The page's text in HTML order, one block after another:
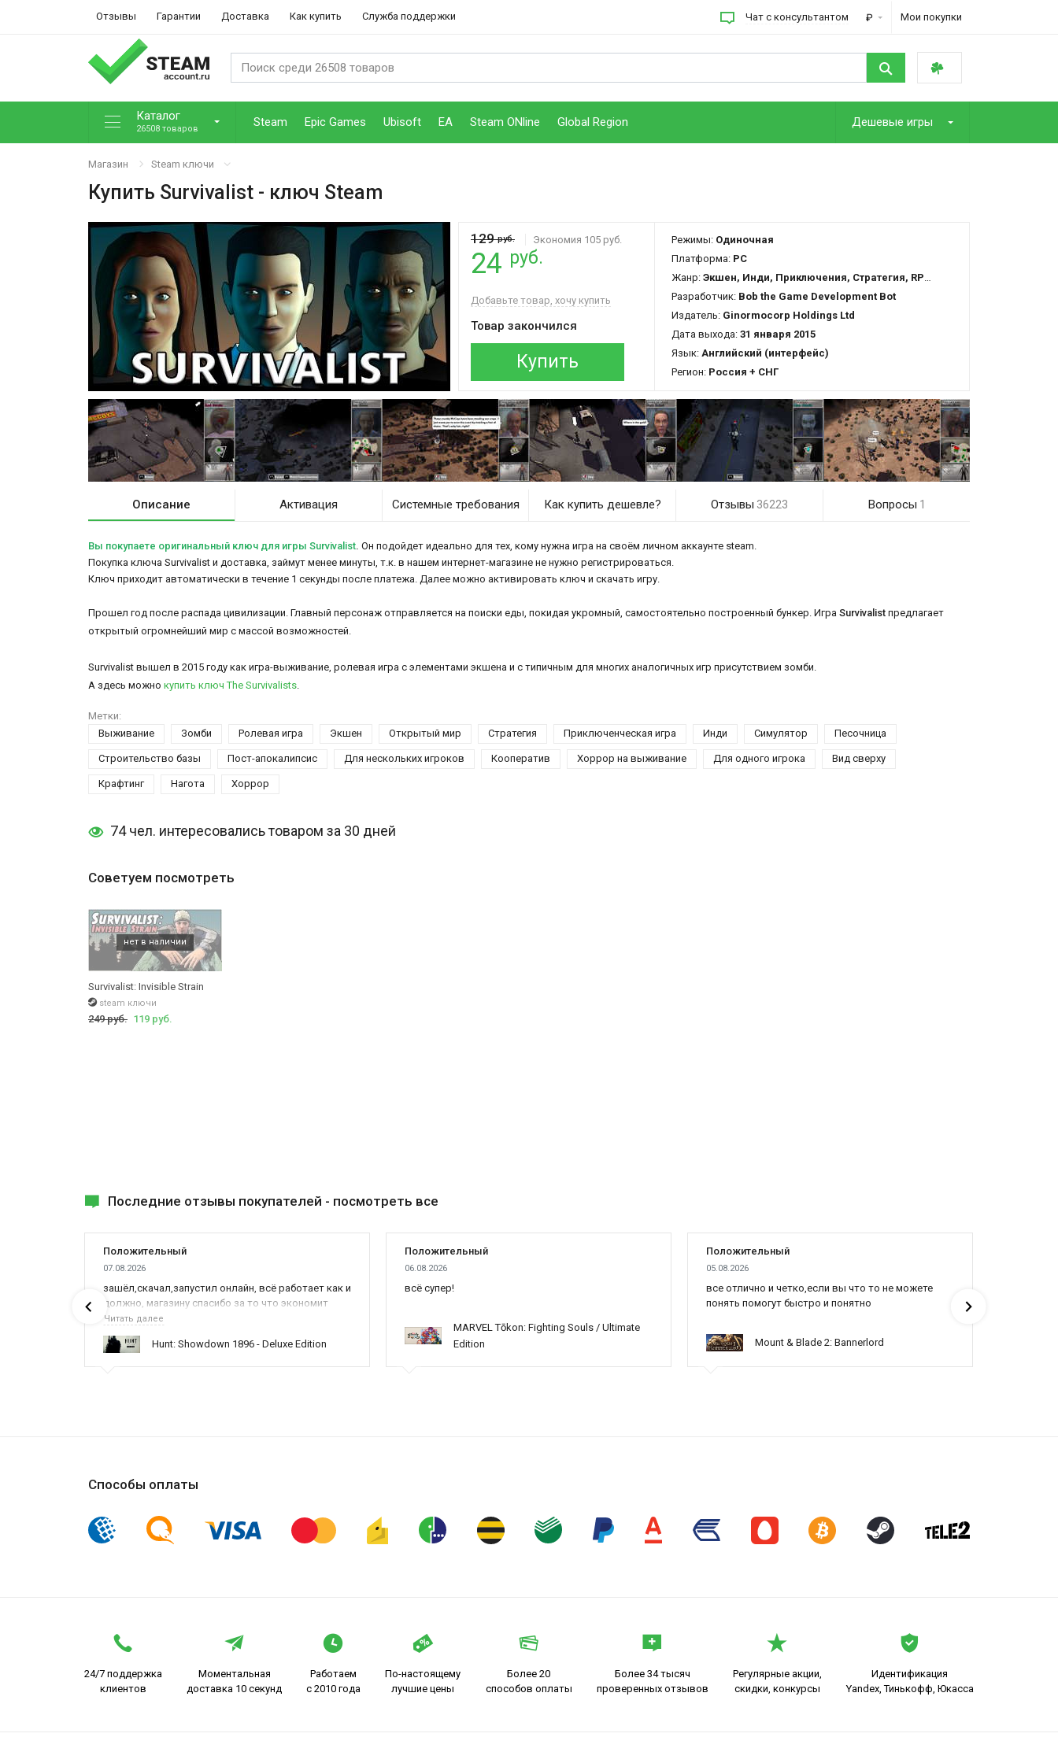
Отзывы Гарантии Доставка Как купить Служба поддержки Чат с консультантом ₽ Мои покупки
Каталог
26508 товаров Steam Epic Games Ubisoft EA Steam ONline Global Region Дешевые игры
Магазин Steam ключи
Купить Survivalist - ключ Steam
129руб. Экономия 105 руб.
24 руб.
Добавьте товар, хочу купить
Товар закончился
Купить
Режимы: Одиночная
Платформа: PC
Жанр: Экшен, Инди, Приключения, Стратегия, RPG, Симулятор
Разработчик: Bob the Game Development Bot
Издатель: Ginormocorp Holdings Ltd
Дата выхода: 31 января 2015
Язык: Английский (интерфейс)
Регион: Россия + СНГ
Описание Активация Системные требования Как купить дешевле? Отзывы 36223 Вопросы 1
Вы покупаете оригинальный ключ для игры Survivalist. Он подойдет идеально для тех, кому нужна игра на своём личном аккаунте steam.
Покупка ключа Survivalist и доставка, займут менее минуты, т.к. в нашем интернет-магазине не нужно регистрироваться.
Ключ приходит автоматически в течение 1 секунды после платежа. Далее можно активировать ключ и скачать игру.
Прошел год после распада цивилизации. Главный персонаж отправляется на поиски еды, покидая укромный, самостоятельно построенный бункер. Игра Survivalist предлагает
открытый огромнейший мир с массой возможностей.
Survivalist вышел в 2015 году как игра-выживание, ролевая игра с элементами экшена и с типичным для многих аналогичных игр присутствием зомби.
А здесь можно купить ключ The Survivalists
Метки:
Выживание
Зомби Ролевая игра Экшен Открытый мир Стратегия Приключенческая игра Инди Симулятор Песочница
Строительство базы Пост-апокалипсис Для нескольких игроков Кооператив Хоррор на выживание Для одного игрока Вид сверху
Крафтинг Нагота Хоррор
74 чел. интересовались товаром за 30 дней
Советуем посмотреть
Survivalist: Invisible Strain
steam ключи
249 руб. 119 руб.
Последние отзывы покупателей - посмотреть все
Положительный
07.08.2026
зашёл,скачал,запустил онлайн, всё работает как и
должно, магазину спасибо за то что экономит
наше время,нервы и деньги, ребята вы красава
всех только вы и оказываете помощь
Читать далее
Hunt: Showdown 1896 - Deluxe Edition
Положительный
06.08.2026
всё супер!
MARVEL Tōkon: Fighting Souls / Ultimate
Edition
Положительный
05.08.2026
все отлично и четко,если вы что то не можете
понять помогут быстро и понятно
Mount & Blade 2: Bannerlord
Способы оплаты
24/7 поддержка
клиентов
Моментальная
доставка 10 секунд
Работаем
с 2010 года
По-настоящему
лучшие цены
Более 20
способов оплаты
Более 34 тысяч
проверенных отзывов
Регулярные акции,
скидки, конкурсы
Идентификация
Yandex, Тинькофф, Юкасса